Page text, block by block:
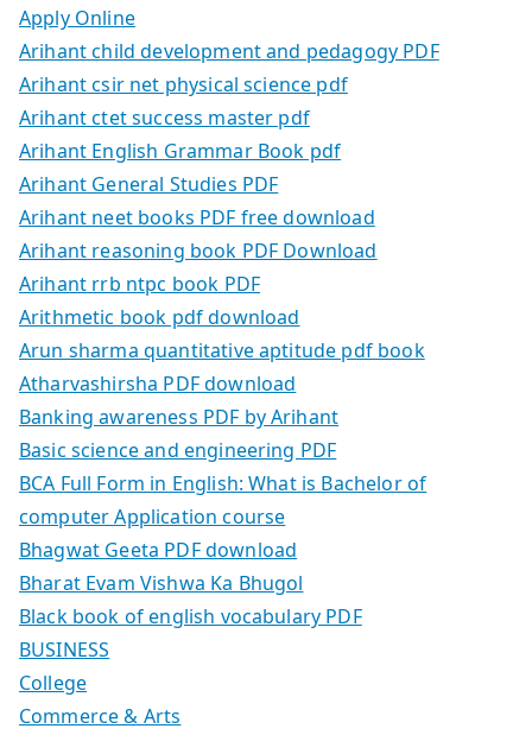
Apply Online
Arihant child development and pedagogy PDF
Arihant csir net physical science pdf
Arihant ctet success master pdf
Arihant English Grammar Book pdf
Arihant General Studies PDF
Arihant neet books PDF free download
Arihant reasoning book PDF Download
Arihant rrb ntpc book PDF
Arithmetic book pdf download
Arun sharma quantitative aptitude pdf book
Atharvashirsha PDF download
Banking awareness PDF by Arihant
Basic science and engineering PDF
BCA Full Form in English: What is Bachelor of
computer Application course
Bhagwat Geeta PDF download
Bharat Evam Vishwa Ka Bhugol
Black book of english vocabulary PDF
BUSINESS
College
Commerce & Arts